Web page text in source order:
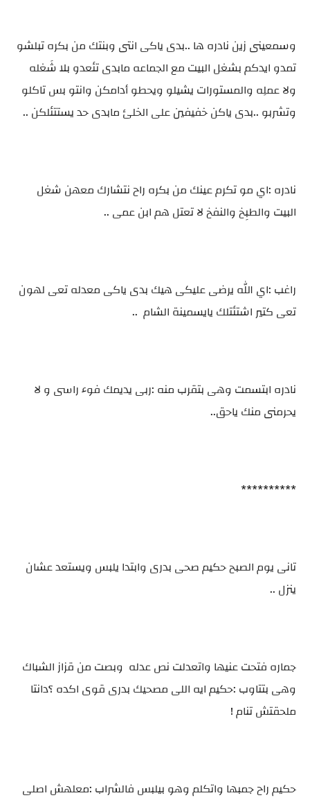
وسمعينى زين نادره ها ..بدى ياكى انتى وبنتك من بكره تبلشو
تمدو ايدكم بشغل البيت مع الجماعه مابدى تئعدو بلا شَغله
ولا عملِه والمستورات يشيلو ويحطو أدامكن وانتو بس تاكلو
وتشربو ..بدى ياكن خفيفين على الخلئ مابدى حد يستتئلكن ..
نادره :اي مو تكرم عينك من بكره راح نتشارك معهن شغل
البيت والطبِخ والنفخ لا تعتل هم ابن عمى ..
راغب :اي الله يرضى عليكى هيك بدى ياكى معدله تعى لهون
تعى كتير اشتئتلك يايسمينة الشام ..
نادره ابتسمت وهى بتقرب منه :ربى يديمك فوء راسى و لا
يحرمنى منك ياحق..
**********
تانى يوم الصبح حكيم صحى بدرى وابتدا يلبس ويستعد عشان
ينزل ..
جماره فتحت عنيها واتعدلت نص عدله وبصت من قزاز الشباك
وهى بتتاوب :حكيم ايه اللى مصحيك بدرى قوى اكده ؟دانتا
ملحقتش تنام !
حكيم راح جمبها واتكلم وهو بيلبس فالشراب :معلهش اصلى